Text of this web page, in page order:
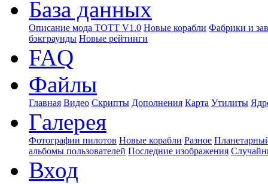
База данных
Описание мода ТОТТ V1.0 Новые корабли Фабрики и
бэкграунды Новые рейтинги
FAQ
Файлы
Главная Видео Скрипты Дополнения Карта Утилиты
Галерея
Фотографии пилотов Новые корабли Разное
альбомы пользователей Последние изображения
Вход